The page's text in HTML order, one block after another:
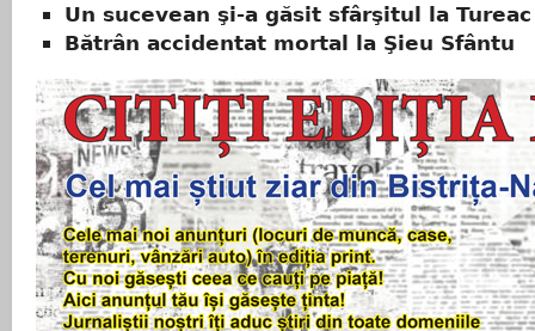
Un sucevean şi-a găsit sfârşitul la Tureac
Bătrân accidentat mortal la Şieu Sfântu